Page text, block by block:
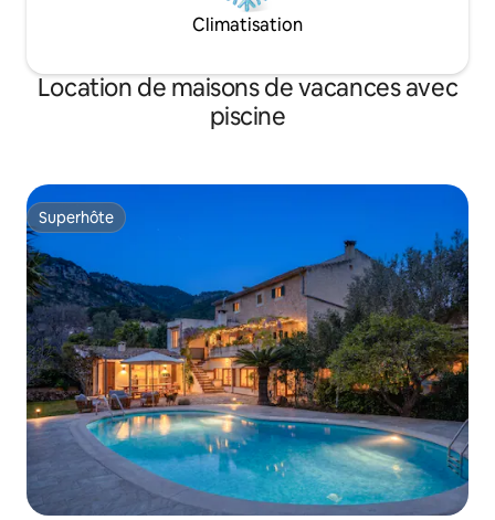
Climatisation
Location de maisons de vacances avec
piscine
Superhôte
Superhôte